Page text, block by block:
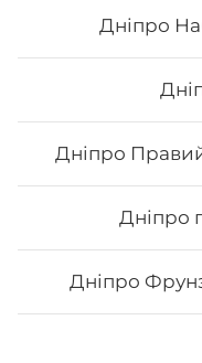
Дніпро
Дніпро
Дніпро
Дніпро
Вага: 1450 г Склад:
862